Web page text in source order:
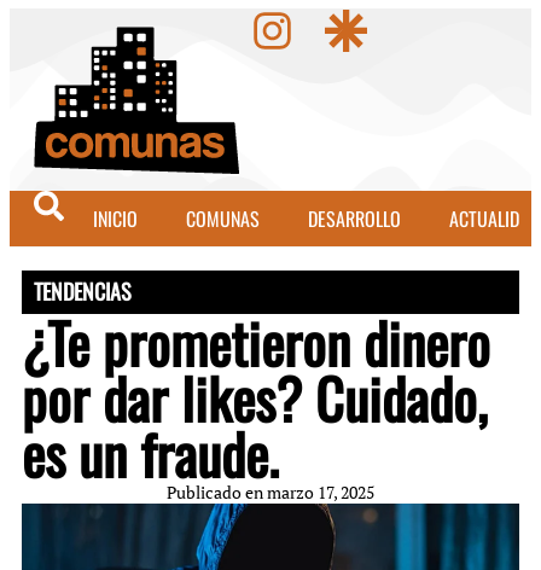
INICIO COMUNAS DESARROLLO ACTUALIDAD
TENDENCIAS
¿Te prometieron dinero
por dar likes? Cuidado,
es un fraude.
Publicado enmarzo 17, 2025